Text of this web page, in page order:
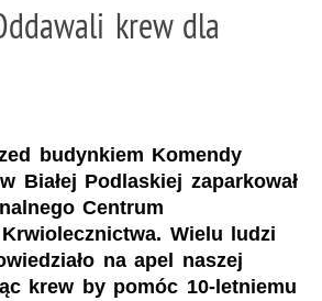
krew dla
budynkiem Komendy
Białej Podlaskiej zaparkował
Centrum
Wielu ludzi
na apel naszej
krew by pomóc 10-letniemu